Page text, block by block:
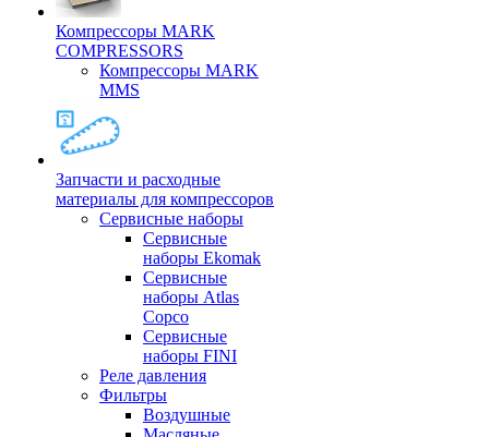
Компрессоры MARK
COMPRESSORS
Компрессоры MARK
MMS
Запчасти и расходные
материалы для компрессоров
Cервисные наборы
Сервисные
наборы Ekomak
Cервисные
наборы Atlas
Copco
Сервисные
наборы FINI
Реле давления
Фильтры
Воздушные